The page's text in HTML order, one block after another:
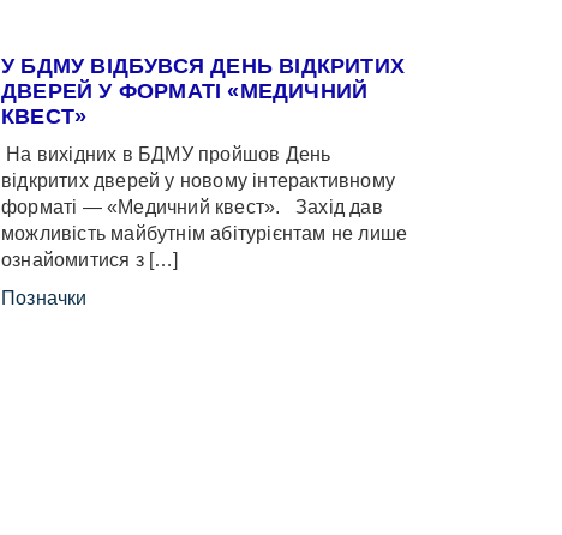
У БДМУ ВІДБУВСЯ ДЕНЬ ВІДКРИТИХ
ДВЕРЕЙ У ФОРМАТІ «МЕДИЧНИЙ
КВЕСТ»
На вихідних в БДМУ пройшов День
відкритих дверей у новому інтерактивному
форматі — «Медичний квест». Захід дав
можливість майбутнім абітурієнтам не лише
ознайомитися з […]
Позначки